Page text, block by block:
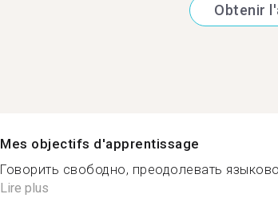
Obtenir
Mes objectifs d'apprentissage
Говорить свободно, преодолевать
Lire plus